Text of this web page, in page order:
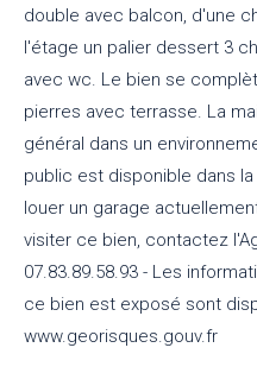
double avec balcon, d'une
l'étage un palier dessert 3
avec wc. Le bien se
pierres avec terrasse. La
général dans un
public est disponible dans
louer un garage
visiter ce bien, contactez
07.83.89.58.93 - Les
ce bien est exposé sont
www.georisques.gouv.fr